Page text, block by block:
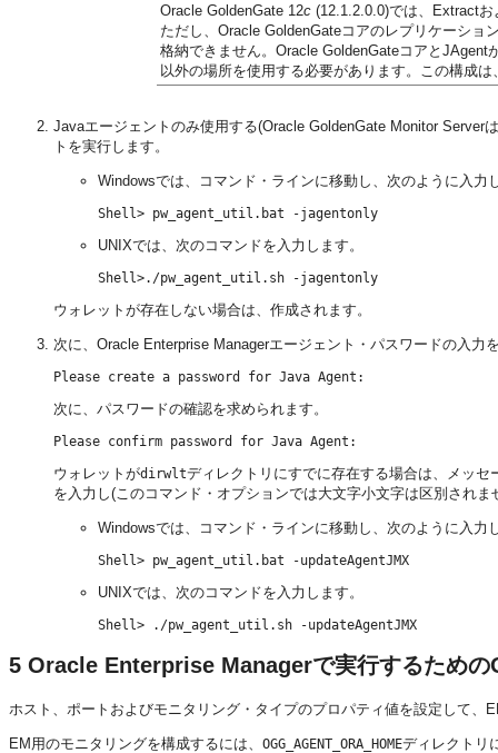
Oracle GoldenGate 12c(12.1.2.0.0)では、Extractお
ただし、Oracle GoldenGateコアのレプリケーショ
格納できません。Oracle GoldenGateコアと
以外の場所を使用する必要があります。この構成は
Javaエージェントのみ使用する(Oracle GoldenGate Monitor Server
トを実行します。
Windowsでは、コマンド・ラインに移動し、次のように入力
UNIXでは、次のコマンドを入力します。
ウォレットが存在しない場合は、作成されます。
次に、Oracle Enterprise Managerエージェント・パスワードの入力
次に、パスワードの確認を求められます。
ウォレットがdirwltディレクトリにすでに存在する場合は、メッ
を入力し(このコマンド・オプションでは大文字小文字は区別され
Windowsでは、コマンド・ラインに移動し、次のように入力
UNIXでは、次のコマンドを入力します。
5 Oracle Enterprise Managerで実行するため
ホスト、ポートおよびモニタリング・タイプのプロパティ値を設定して
EM用のモニタリングを構成するには、 OGG_AGENT_ORA_HOMEディレクトリ